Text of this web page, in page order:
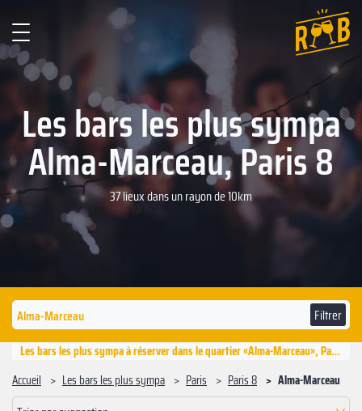
Les bars les plus sympa
Alma-Marceau, Paris 8
37 lieux dans un rayon de 10km
Filtrer
Les bars les plus sympa à réserver dans le quartier «Alma-Marceau», Paris 8
Accueil
Les bars les plus sympa Paris Paris 8 Alma-Marceau